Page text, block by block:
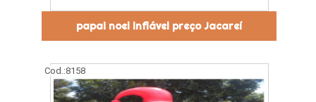
papai noel inflável preço Jacareí
Cod.:8158